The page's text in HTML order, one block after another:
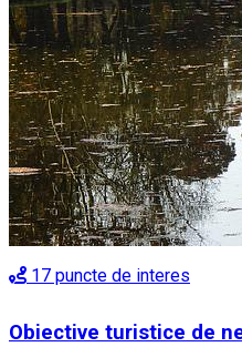
17 puncte de interes
Obiective turistice de